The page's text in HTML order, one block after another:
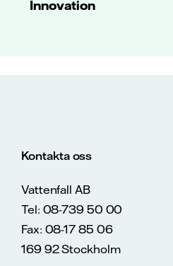
Innovation
Kontakta oss
Vattenfall AB
Tel: 08-739 50 00
Fax: 08-17 85 06
169 92 Stockholm